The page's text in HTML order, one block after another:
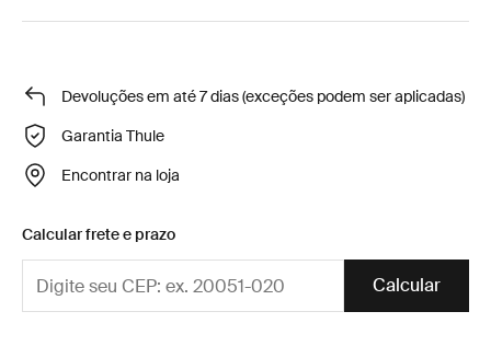
Devoluções em até 7 dias (exceções podem ser aplicadas)
Garantia Thule
Encontrar na loja
Calcular frete e prazo
Calcular